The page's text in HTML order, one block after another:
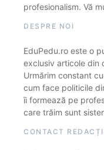
profesionalism. Vă
DESPRE NOI
EduPedu.ro este o
exclusiv articole din
Urmărim constant
cum face politicile
îi formează pe
care trăim sunt
CONTACT